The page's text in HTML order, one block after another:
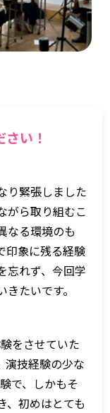
い！
り緊張しました
がら取り組むこ
なる環境のも
印象に残る経験
忘れず、今回学
たいです。
をさせていた
演技経験の少な
で、しかもそ
、初めはとても